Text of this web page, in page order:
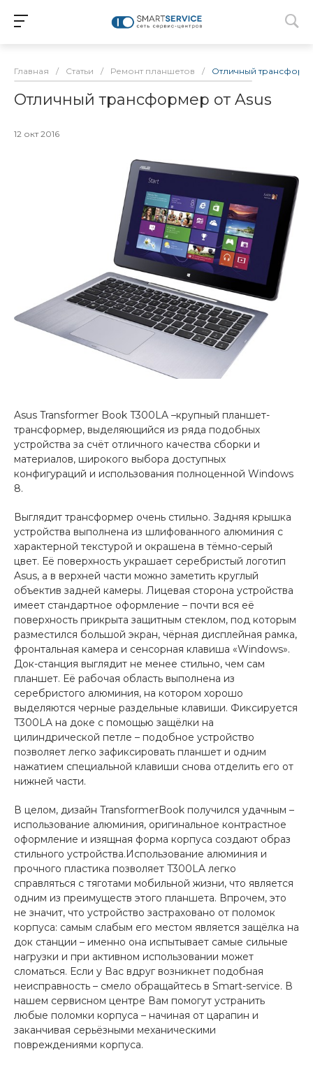
Главная / Статьи / Ремонт планшетов / Отличный
Отличный трансформер от Asus
12 окт 2016
Asus Transformer Book T300LA –крупный планшет-
трансформер, выделяющийся из ряда подобных
устройства за счёт отличного качества сборки и
материалов, широкого выбора доступных
конфигураций и использования полноценной Windows
8.
Выглядит трансформер очень стильно. Задняя крышка
устройства выполнена из шлифованного алюминия с
характерной текстурой и окрашена в тёмно-серый
цвет. Её поверхность украшает серебристый логотип
Asus, а в верхней части можно заметить круглый
объектив задней камеры. Лицевая сторона устройства
имеет стандартное оформление – почти вся её
поверхность прикрыта защитным стеклом, под которым
разместился большой экран, чёрная дисплейная рамка,
фронтальная камера и сенсорная клавиша «Windows».
Док-станция выглядит не менее стильно, чем сам
планшет. Её рабочая область выполнена из
серебристого алюминия, на котором хорошо
выделяются черные раздельные клавиши. Фиксируется
T300LA на доке с помощью защёлки на
цилиндрической петле – подобное устройство
позволяет легко зафиксировать планшет и одним
нажатием специальной клавиши снова отделить его от
нижней части.
В целом, дизайн TransformerBook получился удачным –
использование алюминия, оригинальное контрастное
оформление и изящная форма корпуса создают образ
стильного устройства.Использование алюминия и
прочного пластика позволяет T300LA легко
справляться с тяготами мобильной жизни, что является
одним из преимуществ этого планшета. Впрочем, это
не значит, что устройство застраховано от поломок
корпуса: самым слабым его местом является защёлка на
док станции – именно она испытывает самые сильные
нагрузки и при активном использовании может
сломаться. Если у Вас вдруг возникнет подобная
неисправность – смело обращайтесь в Smart-service. В
нашем сервисном центре Вам помогут устранить
любые поломки корпуса – начиная от царапин и
заканчивая серьёзными механическими
повреждениями корпуса.